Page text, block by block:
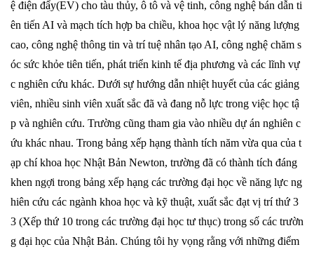
お問い合わせ
緊急時のお知らせ
このサイトについて
お問い合わせフォーム
閉じる
ệ điện đẩy(EV) cho tàu thủy, ô tô và vệ tinh, công nghệ bán dẫn ti
ên tiến AI và mạch tích hợp ba chiều, khoa học vật lý năng lượng
cao, công nghệ thông tin và trí tuệ nhân tạo AI, công nghệ chăm s
óc sức khỏe tiên tiến, phát triển kinh tế địa phương và các lĩnh vự
c nghiên cứu khác. Dưới sự hướng dẫn nhiệt huyết của các giảng
viên, nhiều sinh viên xuất sắc đã và đang nỗ lực trong việc học tậ
p và nghiên cứu. Trường cũng tham gia vào nhiều dự án nghiên c
ứu khác nhau. Trong bảng xếp hạng thành tích năm vừa qua của t
ạp chí khoa học Nhật Bản Newton, trường đã có thành tích đáng
khen ngợi trong bảng xếp hạng các trường đại học về năng lực ng
hiên cứu các ngành khoa học và kỹ thuật, xuất sắc đạt vị trí thứ 3
3 (Xếp thứ 10 trong các trường đại học tư thục) trong số các trườn
g đại học của Nhật Bản. Chúng tôi hy vọng rằng với những điểm